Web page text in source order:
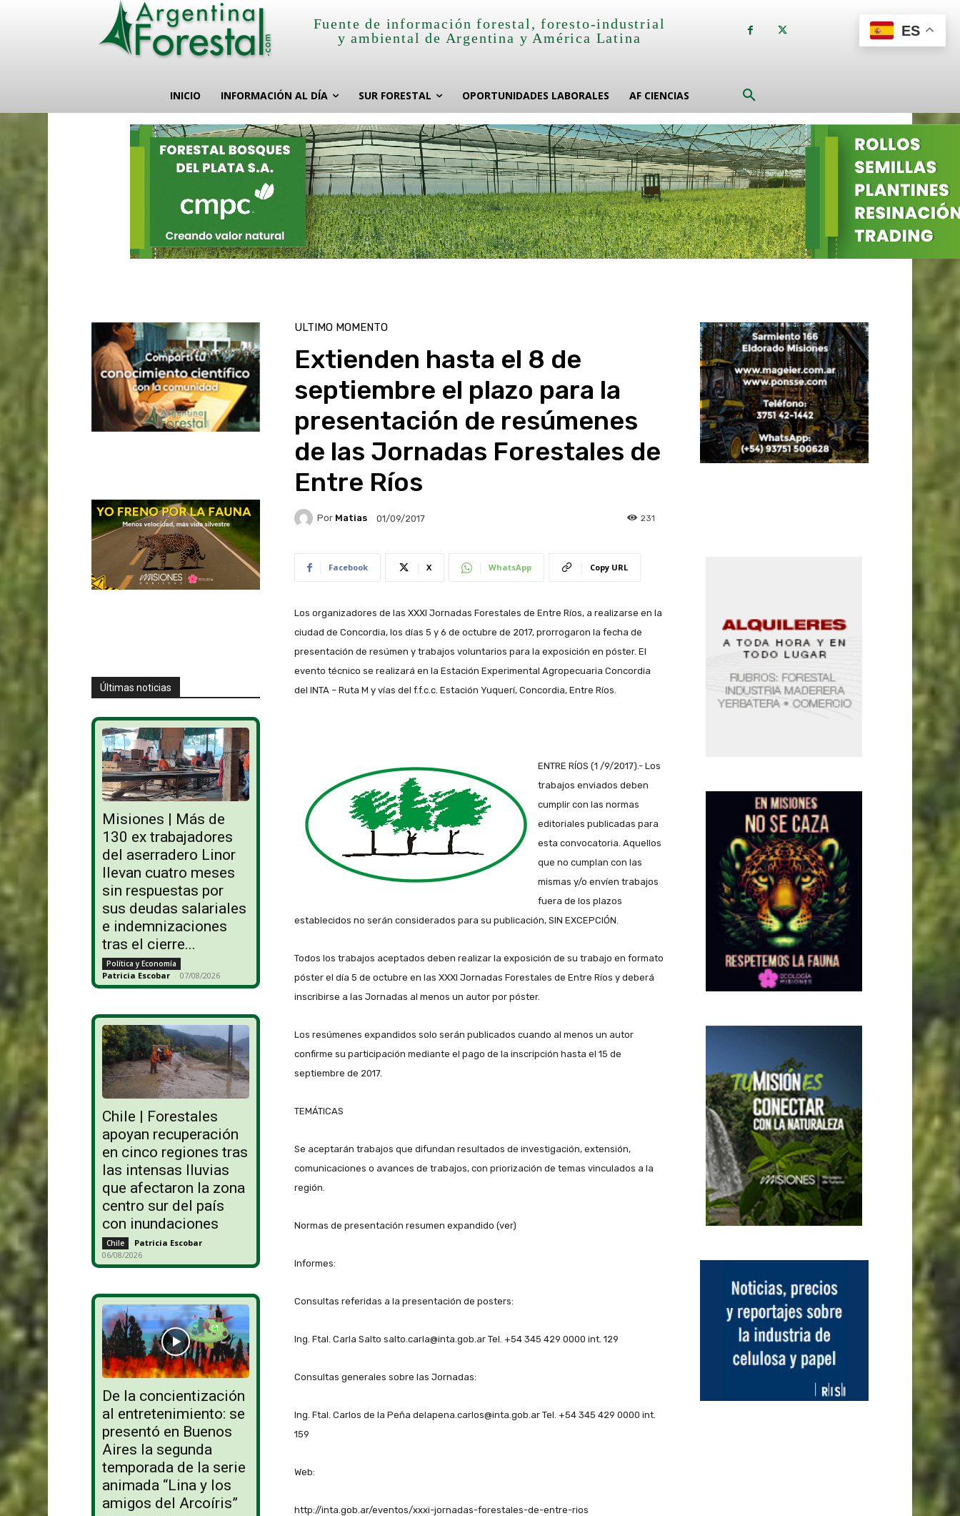
Fuente de información forestal, foresto-industrial
y ambiental de Argentina y América Latina
INICIO INFORMACIÓN AL DÍA SUR FORESTAL OPORTUNIDADES LABORALES AF CIENCIAS
Últimas noticias
Misiones | Más de
130 ex trabajadores
del aserradero Linor
llevan cuatro meses
sin respuestas por
sus deudas salariales
e indemnizaciones
tras el cierre...
Política y Economía
Patricia Escobar - 07/08/2026
Chile | Forestales
apoyan recuperación
en cinco regiones tras
las intensas lluvias
que afectaron la zona
centro sur del país
con inundaciones
Chile Patricia Escobar -
06/08/2026
De la concientización
al entretenimiento: se
presentó en Buenos
Aires la segunda
temporada de la serie
animada “Lina y los
amigos del Arcoíris”
ULTIMO MOMENTO
Extienden hasta el 8 de
septiembre el plazo para la
presentación de resúmenes
de las Jornadas Forestales de
Entre Ríos
Por Matias 01/09/2017 231
Facebook X WhatsApp Copy URL
Los organizadores de las XXXI Jornadas Forestales de Entre Ríos, a realizarse en la
ciudad de Concordia, los días 5 y 6 de octubre de 2017, prorrogaron la fecha de
presentación de resúmen y trabajos voluntarios para la exposición en póster. El
evento técnico se realizará en la Estación Experimental Agropecuaria Concordia
del INTA – Ruta M y vías del f.f.c.c. Estación Yuquerí, Concordia, Entre Ríos.
ENTRE RÍOS (1 /9/2017).- Los
trabajos enviados deben
cumplir con las normas
editoriales publicadas para
esta convocatoria. Aquellos
que no cumplan con las
mismas y/o envíen trabajos
fuera de los plazos
establecidos no serán considerados para su publicación, SIN EXCEPCIÓN.
Todos los trabajos aceptados deben realizar la exposición de su trabajo en formato
póster el día 5 de octubre en las XXXI Jornadas Forestales de Entre Ríos y deberá
inscribirse a las Jornadas al menos un autor por póster.
Los resúmenes expandidos solo serán publicados cuando al menos un autor
confirme su participación mediante el pago de la inscripción hasta el 15 de
septiembre de 2017.
TEMÁTICAS
Se aceptarán trabajos que difundan resultados de investigación, extensión,
comunicaciones o avances de trabajos, con priorización de temas vinculados a la
región.
Normas de presentación resumen expandido (ver)
Informes:
Consultas referidas a la presentación de posters:
Ing. Ftal. Carla Salto salto.carla@inta.gob.ar Tel. +54 345 429 0000 int. 129
Consultas generales sobre las Jornadas:
Ing. Ftal. Carlos de la Peña delapena.carlos@inta.gob.ar Tel. +54 345 429 0000 int.
159
Web:
http://inta.gob.ar/eventos/xxxi-jornadas-forestales-de-entre-rios
ES